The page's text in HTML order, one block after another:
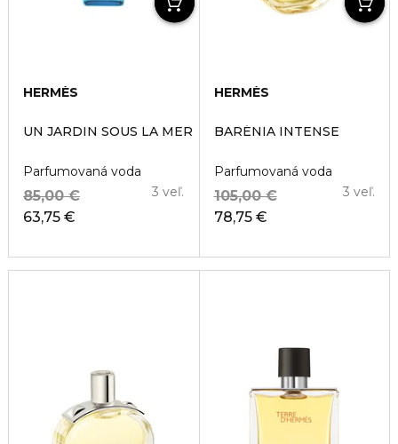
HERMÈS
UN JARDIN SOUS LA MER
Parfumovaná voda
63,75 €
85,00 € 3 veľ.
HERMÈS
BARÉNIA INTENSE
Parfumovaná voda
78,75 €
105,00 € 3 veľ.